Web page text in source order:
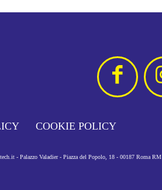
COOKIE POLICY
- Palazzo Valadier - Piazza del Popolo, 18 - 00187 Roma RM